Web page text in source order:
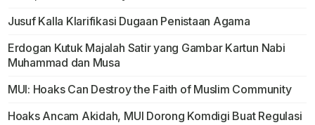
Jusuf Kalla Klarifikasi Dugaan Penistaan Agama
Erdogan Kutuk Majalah Satir yang Gambar Kartun Nabi
Muhammad dan Musa
MUI: Hoaks Can Destroy the Faith of Muslim Community
Hoaks Ancam Akidah, MUI Dorong Komdigi Buat Regulasi